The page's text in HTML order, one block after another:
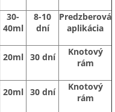
30-
40ml
8-10
dní
Predzberová
aplikácia
20ml 30 dní
Knotový
rám
20ml 30 dní
Knotový
rám